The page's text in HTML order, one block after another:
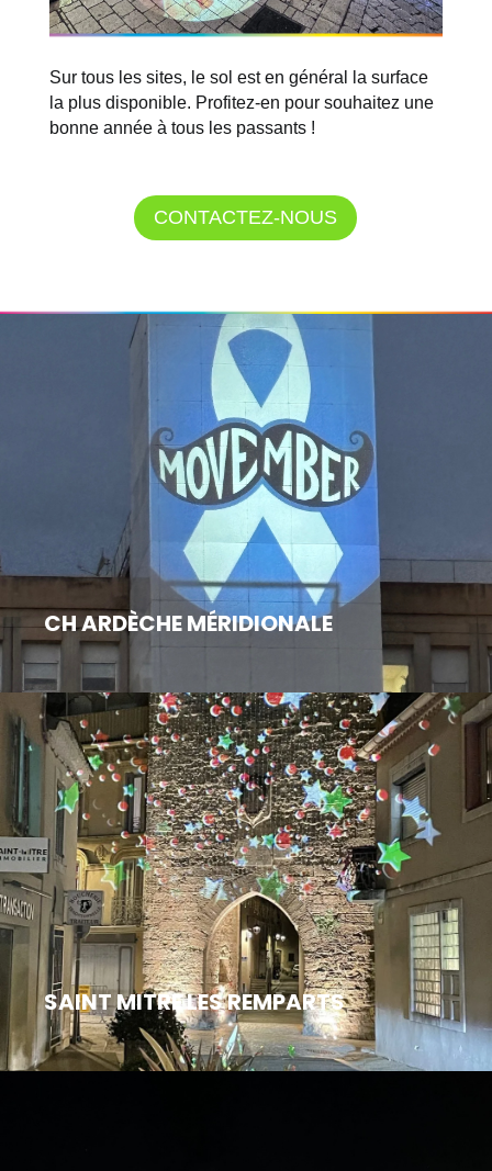
Sur tous les sites, le sol est en général la surface
la plus disponible. Profitez-en pour souhaitez une
bonne année à tous les passants !
CONTACTEZ-NOUS
CH ARDÈCHE MÉRIDIONALE
SAINT MITRE LES REMPARTS